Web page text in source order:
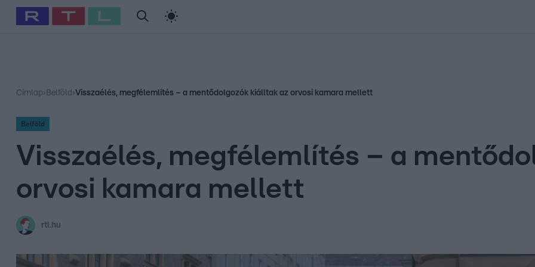
Babits Marcella Szellő István Most Wanted
Címlap› Belföld ›Visszaélés, megfélemlítés – a mentődolgozók kiálltak az orvosi kamara mellett
Belföld
Visszaélés, megfélemlítés – a
orvosi kamara mellett
rtl.hu